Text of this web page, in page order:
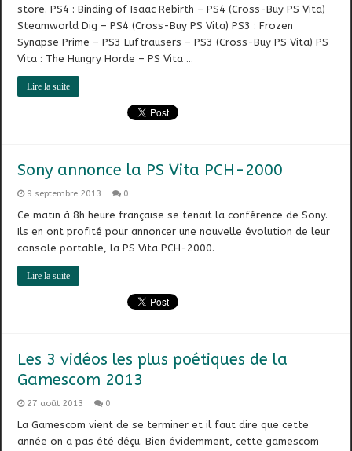
store. PS4 : Binding of Isaac Rebirth – PS4 (Cross-Buy PS Vita)
Steamworld Dig – PS4 (Cross-Buy PS Vita) PS3 : Frozen
Synapse Prime – PS3 Luftrausers – PS3 (Cross-Buy PS Vita) PS
Vita : The Hungry Horde – PS Vita …
Lire la suite
Sony annonce la PS Vita PCH-2000
9 septembre 2013 0
Ce matin à 8h heure française se tenait la conférence de Sony.
Ils en ont profité pour annoncer une nouvelle évolution de leur
console portable, la PS Vita PCH-2000.
Lire la suite
Les 3 vidéos les plus poétiques de la
Gamescom 2013
27 août 2013 0
La Gamescom vient de se terminer et il faut dire que cette
année on a pas été déçu. Bien évidemment, cette gamescom